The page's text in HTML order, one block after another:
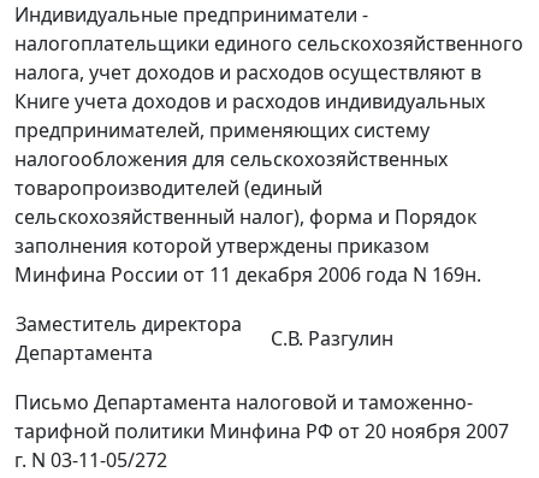
Индивидуальные предприниматели -
налогоплательщики единого сельскохозяйственного
налога, учет доходов и расходов осуществляют в
Книге учета доходов и расходов индивидуальных
предпринимателей, применяющих систему
налогообложения для сельскохозяйственных
товаропроизводителей (единый
сельскохозяйственный налог), форма и Порядок
заполнения которой утверждены приказом
Минфина России от 11 декабря 2006 года N 169н.
Заместитель директора
Департамента
С.В. Разгулин
Письмо Департамента налоговой и таможенно-
тарифной политики Минфина РФ от 20 ноября 2007
г. N 03-11-05/272